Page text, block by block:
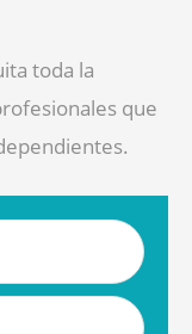
toda la
que